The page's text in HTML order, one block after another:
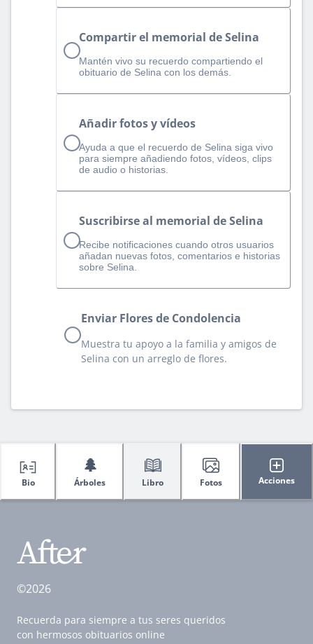
Compartir el memorial de Selina
Mantén vivo su recuerdo compartiendo el
obituario de Selina con los demás.
Añadir fotos y vídeos
Ayuda a que el recuerdo de Selina siga vivo
para siempre añadiendo fotos, vídeos, clips
de audio o historias.
Suscribirse al memorial de Selina
Recibe notificaciones cuando otros usuarios
añadan nuevas fotos, comentarios e historias
sobre Selina.
Enviar Flores de Condolencia
Muestra tu apoyo a la familia y amigos de
Selina con un arreglo de flores.
Bio
🌲
Árboles Libro Fotos Acciones
©2026
Recuerda para siempre a tus seres queridos
con hermosos obituarios online